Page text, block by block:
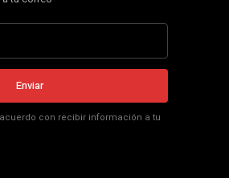
Enviar
con recibir información a tu